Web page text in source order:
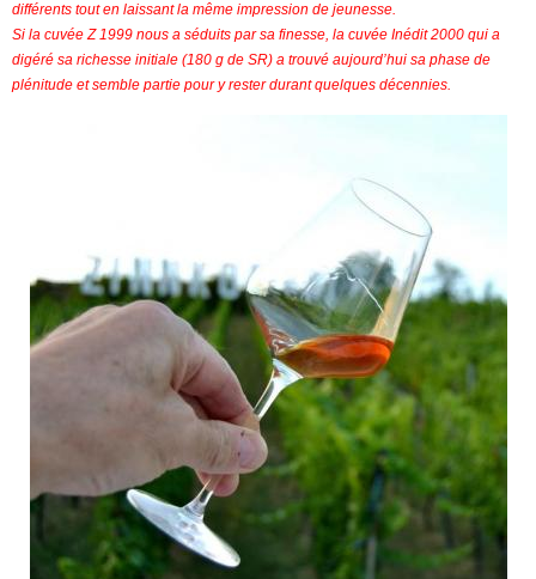
différents tout en laissant la même impression de jeunesse.
Si la cuvée Z 1999 nous a séduits par sa finesse, la cuvée Inédit 2000 qui a
digéré sa richesse initiale (180 g de SR) a trouvé aujourd’hui sa phase de
plénitude et semble partie pour y rester durant quelques décennies.